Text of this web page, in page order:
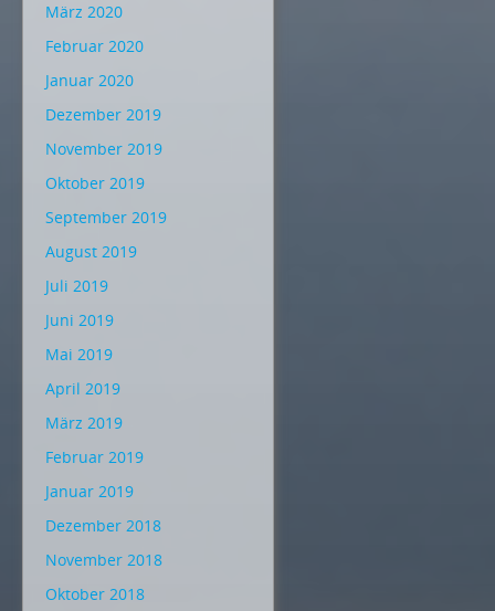
März 2020
Februar 2020
Januar 2020
Dezember 2019
November 2019
Oktober 2019
September 2019
August 2019
Juli 2019
Juni 2019
Mai 2019
April 2019
März 2019
Februar 2019
Januar 2019
Dezember 2018
November 2018
Oktober 2018